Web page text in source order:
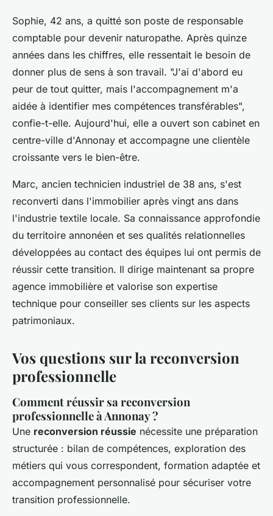
Sophie, 42 ans, a quitté son poste de responsable
comptable pour devenir naturopathe. Après quinze
années dans les chiffres, elle ressentait le besoin de
donner plus de sens à son travail. "J'ai d'abord eu
peur de tout quitter, mais l'accompagnement m'a
aidée à identifier mes compétences transférables",
confie-t-elle. Aujourd'hui, elle a ouvert son cabinet en
centre-ville d'Annonay et accompagne une clientèle
croissante vers le bien-être.
Marc, ancien technicien industriel de 38 ans, s'est
reconverti dans l'immobilier après vingt ans dans
l'industrie textile locale. Sa connaissance approfondie
du territoire annonéen et ses qualités relationnelles
développées au contact des équipes lui ont permis de
réussir cette transition. Il dirige maintenant sa propre
agence immobilière et valorise son expertise
technique pour conseiller ses clients sur les aspects
patrimoniaux.
Vos questions sur la reconversion
professionnelle
Comment réussir sa reconversion
professionnelle à Annonay ?
Une reconversion réussie nécessite une préparation
structurée : bilan de compétences, exploration des
métiers qui vous correspondent, formation adaptée et
accompagnement personnalisé pour sécuriser votre
transition professionnelle.